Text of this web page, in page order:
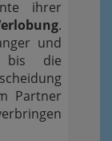
ihrer
.
und
bis die
Partner